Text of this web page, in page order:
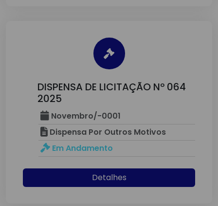
DISPENSA DE LICITAÇÃO Nº 064
2025
Novembro/-0001
Dispensa Por Outros Motivos
Em Andamento
Detalhes